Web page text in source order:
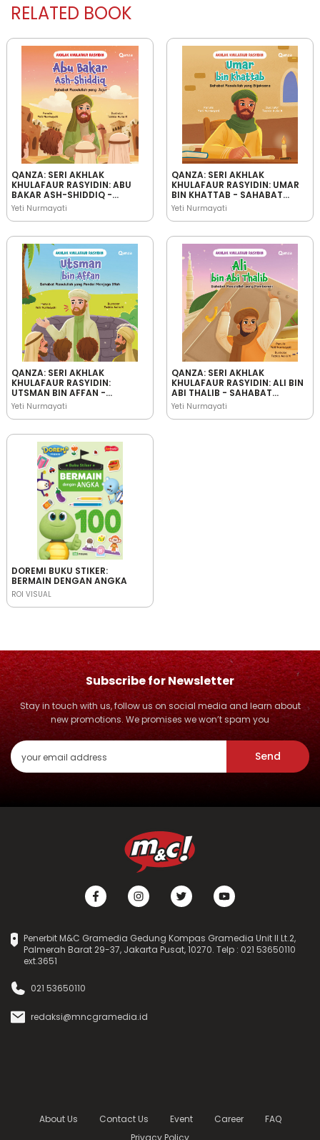
RELATED BOOK
QANZA: SERI AKHLAK
KHULAFAUR RASYIDIN: ABU
BAKAR ASH-SHIDDIQ -
SAHABAT RASULULLAH YANG
JUJUR
Yeti Nurmayati
QANZA: SERI AKHLAK
KHULAFAUR RASYIDIN: UMAR
BIN KHATTAB - SAHABAT
RASULULLAH YANG
BIJAKSANA
Yeti Nurmayati
QANZA: SERI AKHLAK
KHULAFAUR RASYIDIN:
UTSMAN BIN AFFAN -
SAHABAT RASULULLAH YANG
PANDAI MENJAGA IFFAH
Yeti Nurmayati
QANZA: SERI AKHLAK
KHULAFAUR RASYIDIN: ALI BIN
ABI THALIB - SAHABAT
RASULULLAH YANG
PEMBERANI
Yeti Nurmayati
DOREMI BUKU STIKER:
BERMAIN DENGAN ANGKA
ROI VISUAL
Subscribe for Newsletter
Stay in touch with us, follow us on social media and learn about
new promotions. We promises we won’t spam you
Send
Penerbit M&C Gramedia Gedung Kompas Gramedia Unit II Lt.2,
Palmerah Barat 29-37, Jakarta Pusat, 10270. Telp : 021 53650110
ext.3651
021 53650110
redaksi@mncgramedia.id
About Us Contact Us Event Career
FAQ
Privacy Policy